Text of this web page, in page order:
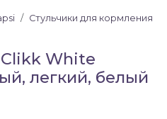
Стульчики для кормления
White
легкий, белый